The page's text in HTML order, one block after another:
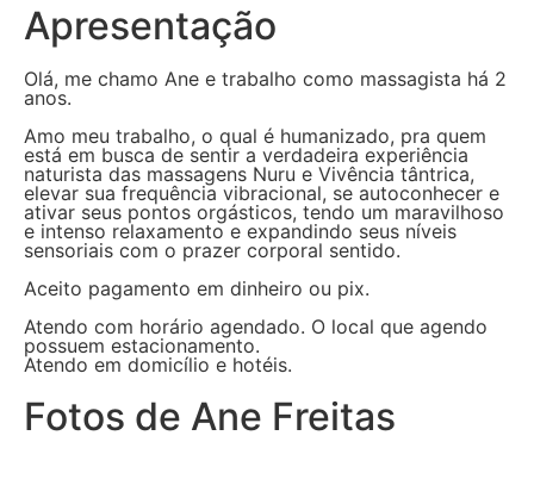
Apresentação
Olá, me chamo Ane e trabalho como massagista há 2
anos.
Amo meu trabalho, o qual é humanizado, pra quem
está em busca de sentir a verdadeira experiência
naturista das massagens Nuru e Vivência tântrica,
elevar sua frequência vibracional, se autoconhecer e
ativar seus pontos orgásticos, tendo um maravilhoso
e intenso relaxamento e expandindo seus níveis
sensoriais com o prazer corporal sentido.
Aceito pagamento em dinheiro ou pix.
Atendo com horário agendado. O local que agendo
possuem estacionamento.
Atendo em domicílio e hotéis.
Fotos de Ane Freitas